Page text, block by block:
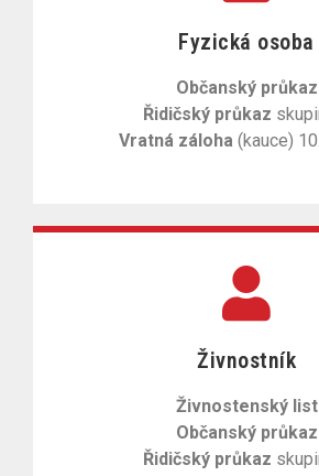
Fyzická osoba
Občanský průkaz
Řidičský průkaz
Vratná záloha(kauce)
Živnostník
Živnostenský list
Občanský průkaz
Řidičský průkaz